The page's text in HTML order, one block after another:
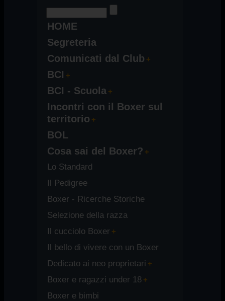
HOME
Segreteria
Comunicati dal Club
BCI
BCI - Scuola
Incontri con il Boxer sul
territorio
BOL
Cosa sai del Boxer?
Lo Standard
Il Pedigree
Boxer - Ricerche Storiche
Selezione della razza
Il cucciolo Boxer
Il bello di vivere con un Boxer
Dedicato ai neo proprietari
Boxer e ragazzi under 18
Boxer e bimbi